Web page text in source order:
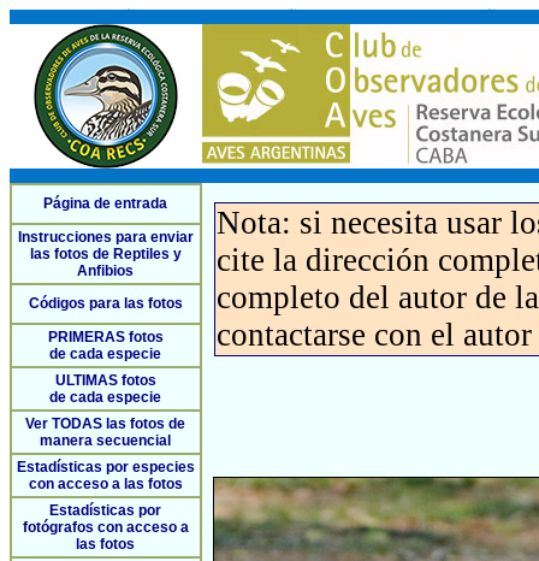
Página de entrada
Instrucciones para enviar
las fotos de Reptiles y
Anfibios
Códigos para las fotos
PRIMERAS fotos
de cada especie
ULTIMAS fotos
de cada especie
Ver TODAS las fotos de
manera secuencial
Estadísticas por especies
con acceso a las fotos
Estadísticas por
fotógrafos con acceso a
las fotos
Nota: si necesita usar
cite la dirección
completo del autor de
contactarse con el